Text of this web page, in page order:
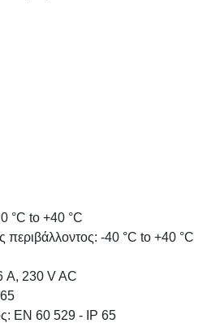
°C to +40 °C
περιβάλλοντος: -40 °C to +40 °C
A, 230 V AC
EN 60 529 - IP 65